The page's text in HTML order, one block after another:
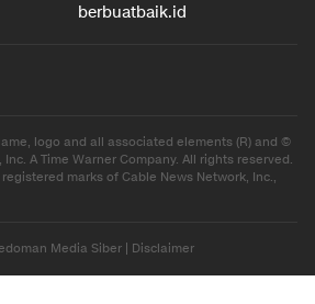
berbuatbaik.id
logo and all associated elements (R) and ©
A Time Warner Company. All rights reserved.
marks of Cable News Network, Inc.,
Media Siber | Disclaimer